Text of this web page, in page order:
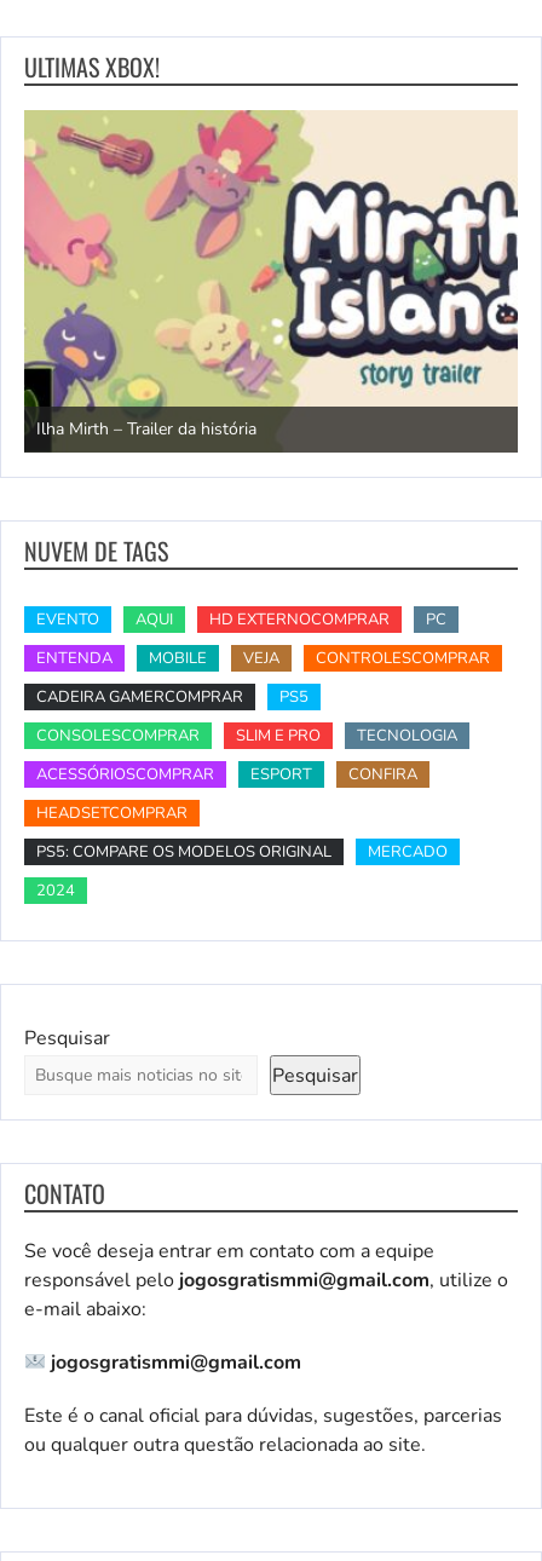
ULTIMAS XBOX!
Ilha Mirth – Trailer da história
NUVEM DE TAGS
EVENTO AQUI HD EXTERNOCOMPRAR
PC
ENTENDA
MOBILE VEJA
CONTROLESCOMPRAR
CADEIRA GAMERCOMPRAR
PS5
CONSOLESCOMPRAR
SLIM E PRO
TECNOLOGIA
ACESSÓRIOSCOMPRAR
ESPORT
CONFIRA
HEADSETCOMPRAR
PS5: COMPARE OS MODELOS ORIGINAL
MERCADO
2024
Pesquisar
Pesquisar
CONTATO
Se você deseja entrar em contato com a equipe
responsável pelo jogosgratismmi@gmail.com, utilize o
e-mail abaixo:
jogosgratismmi@gmail.com
Este é o canal oficial para dúvidas, sugestões, parcerias
ou qualquer outra questão relacionada ao site.